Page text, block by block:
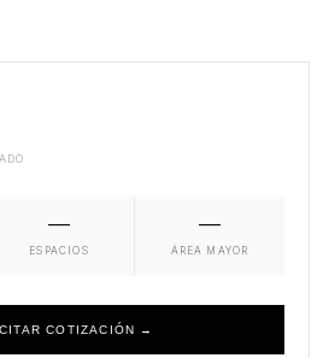
—
ESPACIOS
—
ÁREA MAYOR
COTIZACIÓN →